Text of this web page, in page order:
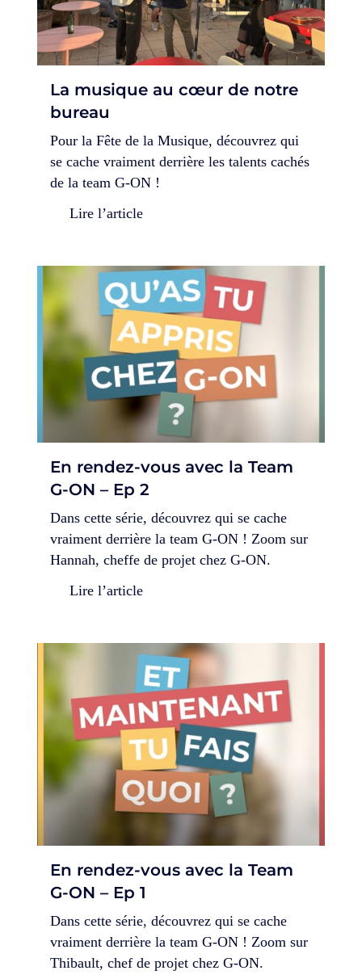
La musique au cœur de notre
bureau
Pour la Fête de la Musique, découvrez qui
se cache vraiment derrière les talents cachés
de la team G-ON !
Lire l’article
En rendez-vous avec la Team
G-ON – Ep 2
Dans cette série, découvrez qui se cache
vraiment derrière la team G-ON ! Zoom sur
Hannah, cheffe de projet chez G-ON.
Lire l’article
En rendez-vous avec la Team
G-ON – Ep 1
Dans cette série, découvrez qui se cache
vraiment derrière la team G-ON ! Zoom sur
Thibault, chef de projet chez G-ON.